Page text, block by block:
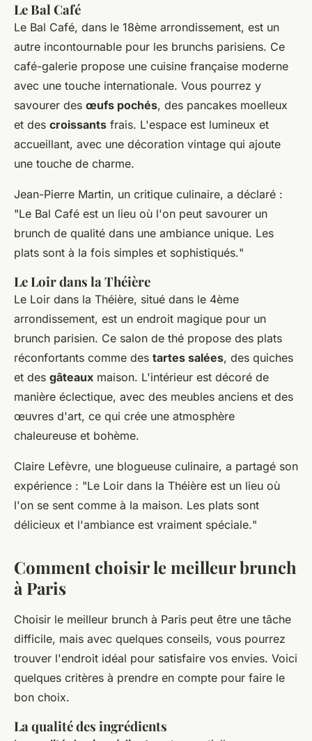
Le Bal Café
Le Bal Café, dans le 18ème arrondissement, est un
autre incontournable pour les brunchs parisiens. Ce
café-galerie propose une cuisine française moderne
avec une touche internationale. Vous pourrez y
savourer des œufs pochés, des pancakes moelleux
et des croissants frais. L'espace est lumineux et
accueillant, avec une décoration vintage qui ajoute
une touche de charme.
Jean-Pierre Martin, un critique culinaire, a déclaré :
"Le Bal Café est un lieu où l'on peut savourer un
brunch de qualité dans une ambiance unique. Les
plats sont à la fois simples et sophistiqués."
Le Loir dans la Théière
Le Loir dans la Théière, situé dans le 4ème
arrondissement, est un endroit magique pour un
brunch parisien. Ce salon de thé propose des plats
réconfortants comme des tartes salées, des quiches
et des gâteaux maison. L'intérieur est décoré de
manière éclectique, avec des meubles anciens et des
œuvres d'art, ce qui crée une atmosphère
chaleureuse et bohème.
Claire Lefèvre, une blogueuse culinaire, a partagé son
expérience : "Le Loir dans la Théière est un lieu où
l'on se sent comme à la maison. Les plats sont
délicieux et l'ambiance est vraiment spéciale."
Comment choisir le meilleur brunch
à Paris
Choisir le meilleur brunch à Paris peut être une tâche
difficile, mais avec quelques conseils, vous pourrez
trouver l'endroit idéal pour satisfaire vos envies. Voici
quelques critères à prendre en compte pour faire le
bon choix.
La qualité des ingrédients